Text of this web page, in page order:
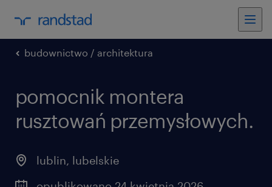
budownictwo / architektura
pomocnik montera
rusztowań przemysłowych.
lublin, lubelskie